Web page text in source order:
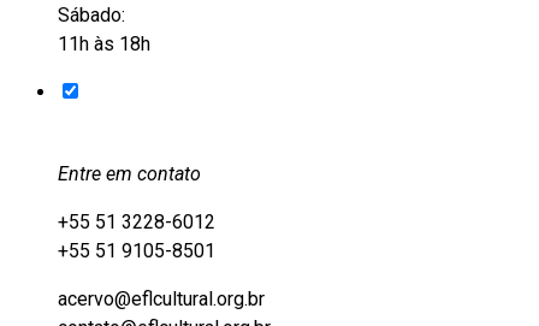
Sábado:
11h às 18h
Entre em contato
+55 51 3228-6012
+55 51 9105-8501
acervo@eflcultural.org.br